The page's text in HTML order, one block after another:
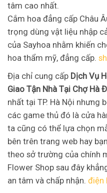
tâm cao nhất.
Cắm hoa đẳng cấp Châu
trọng dùng vật liệu nhập
của Sayhoa nhằm khiến
hoa thẩm mỹ, đẳng cấp.
Địa chỉ cung cấp Dịch Vụ
Giao Tận Nhà Tại Chợ Hà
nhất tại TP. Hà Nội nhưng
các game thủ đó là cửa
ta cũng có thể lựa chọn
bên trên trang web hay
theo sở trường của chính
Flower Shop sau đây
an tâm và chấp nhận. điện